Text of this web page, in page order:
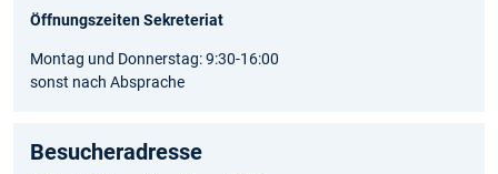
Öffnungszeiten Sekreteriat
Montag und Donnerstag: 9:30-16:00
sonst nach Absprache
Besucheradresse